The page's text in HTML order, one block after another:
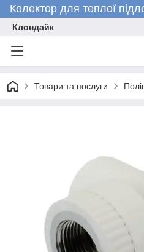
Колектор для теплої
Клондайк
Товари та послуги